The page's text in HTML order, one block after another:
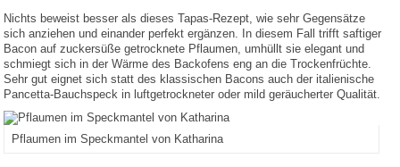
Nichts beweist besser als dieses Tapas-Rezept, wie sehr Gegensätze
sich anziehen und einander perfekt ergänzen. In diesem Fall trifft saftiger
Bacon auf zuckersüße getrocknete Pflaumen, umhüllt sie elegant und
schmiegt sich in der Wärme des Backofens eng an die Trockenfrüchte.
Sehr gut eignet sich statt des klassischen Bacons auch der italienische
Pancetta-Bauchspeck in luftgetrockneter oder mild geräucherter Qualität.
Pflaumen im Speckmantel von Katharina